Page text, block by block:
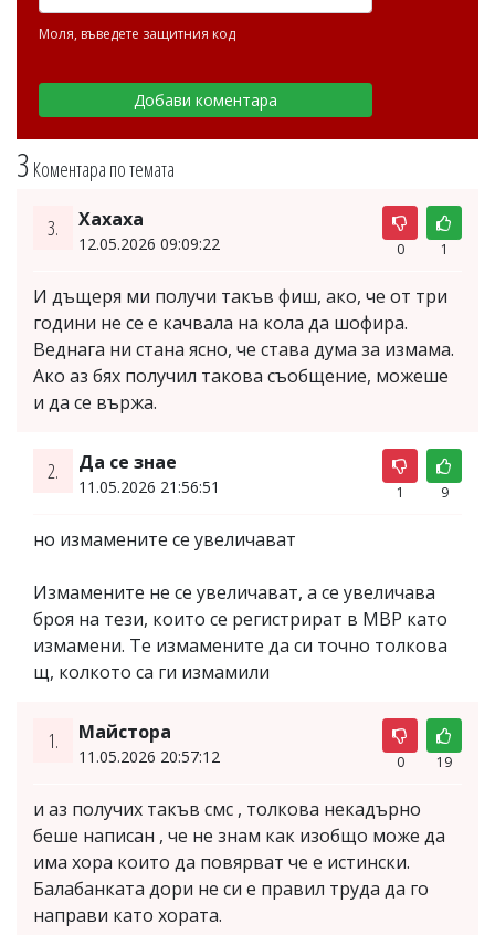
3 Коментара по темата
3. Хахаха
12.05.2026 09:09:22 0 1
И дъщеря ми получи такъв фиш, ако, че от три
години не се е качвала на кола да шофира.
Веднага ни стана ясно, че става дума за измама.
Ако аз бях получил такова съобщение, можеше
и да се вържа.
2. Да се знае
11.05.2026 21:56:51 1 9
но измамените се увеличават
Измамените не се увеличават, а се увеличава
броя на тези, които се регистрират в МВР като
измамени. Те измамените да си точно толкова
щ, колкото са ги измамили
1. Майстора
11.05.2026 20:57:12 0 19
и аз получих такъв смс , толкова некадърно
беше написан , че не знам как изобщо може да
има хора които да повярват че е истински.
Балабанката дори не си е правил труда да го
направи като хората.
Моля, въведете защитния код